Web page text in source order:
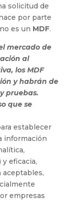
solicitud de
por parte
es un MDF.
mercado de
al
los MDF
y habrán de
pruebas.
que se
establecer
información
eficacia,
aceptables,
empresas